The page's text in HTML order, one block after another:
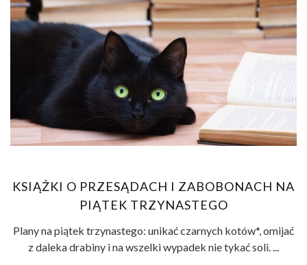
KSIĄŻKI O PRZESĄDACH I ZABOBONACH NA
PIĄTEK TRZYNASTEGO
Plany na piątek trzynastego: unikać czarnych kotów*, omijać
z daleka drabiny i na wszelki wypadek nie tykać soli. ...